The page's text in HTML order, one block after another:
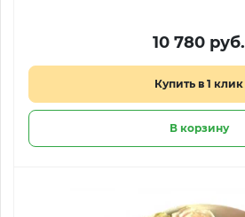
10 780 руб.
Купить в 1 клик
В корзину